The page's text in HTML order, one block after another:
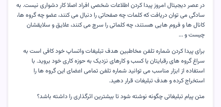
در عصر دیجیتال امروز پیدا کردن اطلاعات شخصی افراد اصلا کار دشواری نیست. به
سادگی می توان دریافت که کلمات چه صفحاتی را دنبال می کنند، عضو چه گروه ها،
کانال ها و فروم هایی هستند، چه کلماتی را سرچ می کنند، علایق و سلایقشان
چیست و...
برای پیدا کردن شماره تلفن مخاطبین هدف تبلیغات واتساپ خود کافی است به
سراغ گروه های رقبایتان یا کسب و کارهای نزدیک به حوزه کاری خود بروید. با
استفاده از ابزار مناسب می توانید شماره تلفن تمامی اعضای این گروه ها را
استخراج کرده و هدف تبلیغات قرار دهید.
متن پیام تبلیغاتی چگونه نوشته شود تا بیشترین اثرگذاری را داشته باشد؟